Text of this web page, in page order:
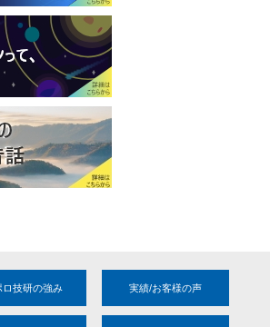
ロ技研の強み 実績/お客様の声